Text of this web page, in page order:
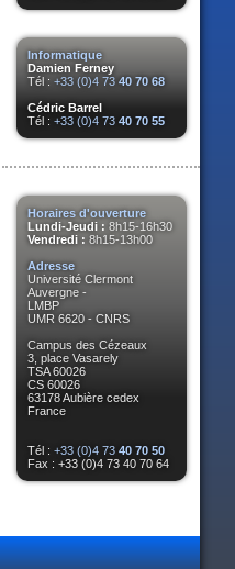
Informatique
Damien Ferney
Tél : +33 (0)4 73 40 70 68
Cédric Barrel
Tél : +33 (0)4 73 40 70 55
Horaires d'ouverture
Lundi-Jeudi : 8h15-16h30
Vendredi : 8h15-13h00
Adresse
Université Clermont
Auvergne -
LMBP
UMR 6620 - CNRS
Campus des Cézeaux
3, place Vasarely
TSA 60026
CS 60026
63178 Aubière cedex
France
Tél : +33 (0)4 73 40 70 50
Fax : +33 (0)4 73 40 70 64